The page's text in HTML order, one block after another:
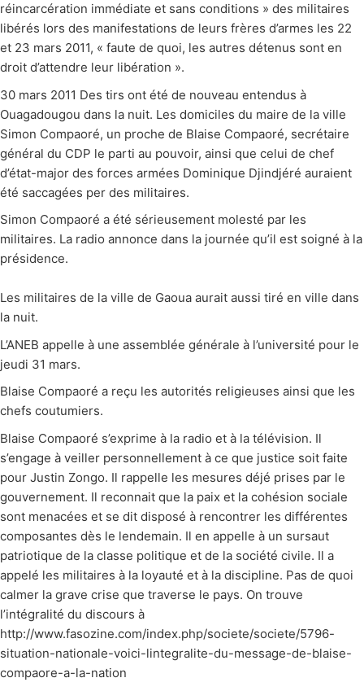
réincarcération immédiate et sans conditions » des militaires
libérés lors des manifestations de leurs frères d’armes les 22
et 23 mars 2011, « faute de quoi, les autres détenus sont en
droit d’attendre leur libération ».
30 mars 2011 Des tirs ont été de nouveau entendus à
Ouagadougou dans la nuit. Les domiciles du maire de la ville
Simon Compaoré, un proche de Blaise Compaoré, secrétaire
général du CDP le parti au pouvoir, ainsi que celui de chef
d’état-major des forces armées Dominique Djindjéré auraient
été saccagées per des militaires.
Simon Compaoré a été sérieusement molesté par les
militaires. La radio annonce dans la journée qu’il est soigné à la
présidence.
Les militaires de la ville de Gaoua aurait aussi tiré en ville dans
la nuit.
L’ANEB appelle à une assemblée générale à l’université pour le
jeudi 31 mars.
Blaise Compaoré a reçu les autorités religieuses ainsi que les
chefs coutumiers.
Blaise Compaoré s’exprime à la radio et à la télévision. Il
s’engage à veiller personnellement à ce que justice soit faite
pour Justin Zongo. Il rappelle les mesures déjé prises par le
gouvernement. Il reconnait que la paix et la cohésion sociale
sont menacées et se dit disposé à rencontrer les différentes
composantes dès le lendemain. Il en appelle à un sursaut
patriotique de la classe politique et de la société civile. Il a
appelé les militaires à la loyauté et à la discipline. Pas de quoi
calmer la grave crise que traverse le pays. On trouve
l’intégralité du discours à
http://www.fasozine.com/index.php/societe/societe/5796-
situation-nationale-voici-lintegralite-du-message-de-blaise-
compaore-a-la-nation